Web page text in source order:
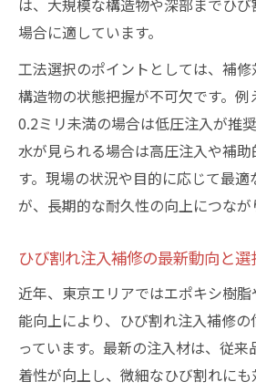
は、大規模な構造物や深部までひ
場合に適しています。
工法選択のポイントとしては、補
構造物の状態把握が不可欠です。
0.2ミリ未満の場合は低圧注入が推
水が見られる場合は高圧注入や補
す。現場の状況や目的に応じて最適
が、長期的な耐久性の向上につなが
ひび割れ注入補修の最新動向と選
近年、東京エリアではエポキシ樹
能向上により、ひび割れ注入補修
っています。最新の注入材は、従
着性が向上し、微細なひび割れにも